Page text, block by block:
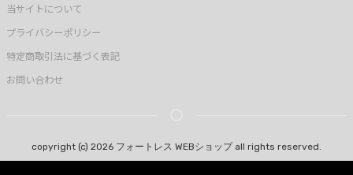
当サイトについて
プライバシーポリシー
特定商取引法に基づく表記
お問い合わせ
copyright (c) 2026 フォートレス WEBショップ all rights reserved.